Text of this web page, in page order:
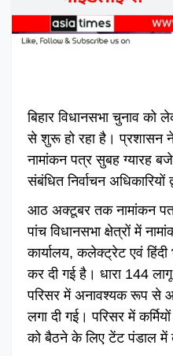
बिहार विधानसभा चुनाव को
से शुरू हो रहा है। प्रशासन
नामांकन पत्र सुबह ग्यारह
संबंधित निर्वाचन अधिकारियों
आठ अक्टूबर तक नामांकन
पांच विधानसभा क्षेत्रों में
कार्यालय, कलेक्ट्रेट एवं
कर दी गई है। धारा 144
परिसर में अनावश्यक रूप से
लगा दी गई। परिसर में
को बैठने के लिए टेंट पंडाल में